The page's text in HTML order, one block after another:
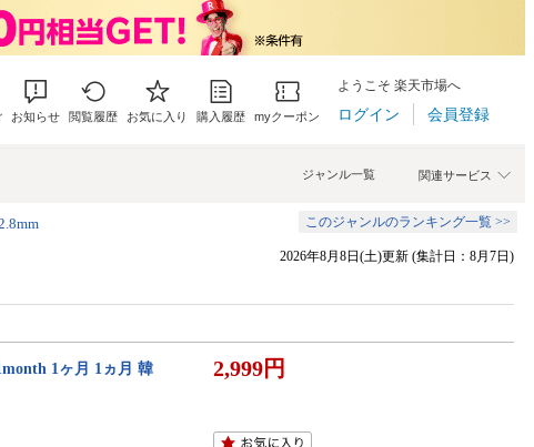
お知らせ 閲覧履歴 お気に入り 購入履歴 myクーポン
ようこそ 楽天市場へ
ログイン 会員登録
関連サービス
ジャンル一覧
このジャンルのランキング一覧 >>
2026年8月8日(土)更新 (集計日：8月7日)
1ヶ月 1ヵ月 韓
2,999円